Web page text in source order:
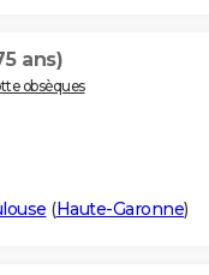
ans)
obsèques
(Haute-Garonne)